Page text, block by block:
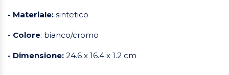
- Materiale: sintetico
- Colore: bianco/cromo
- Dimensione: 24.6 x 16.4 x 1.2 cm